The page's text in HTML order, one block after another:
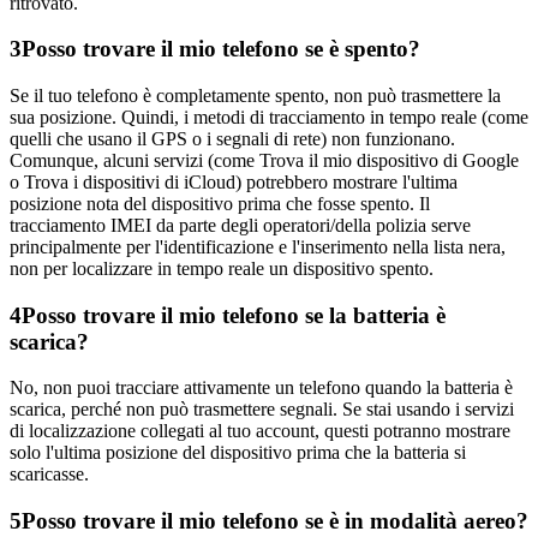
3Posso trovare il mio telefono se è spento?
Se il tuo telefono è completamente spento, non può trasmettere la
sua posizione. Quindi, i metodi di tracciamento in tempo reale (come
quelli che usano il GPS o i segnali di rete) non funzionano.
Comunque, alcuni servizi (come Trova il mio dispositivo di Google
o Trova i dispositivi di iCloud) potrebbero mostrare l'ultima
posizione nota del dispositivo prima che fosse spento. Il
tracciamento IMEI da parte degli operatori/della polizia serve
principalmente per l'identificazione e l'inserimento nella lista nera,
non per localizzare in tempo reale un dispositivo spento.
4Posso trovare il mio telefono se la batteria è
scarica?
No, non puoi tracciare attivamente un telefono quando la batteria è
scarica, perché non può trasmettere segnali. Se stai usando i servizi
di localizzazione collegati al tuo account, questi potranno mostrare
solo l'ultima posizione del dispositivo prima che la batteria si
scaricasse.
5Posso trovare il mio telefono se è in modalità aereo?